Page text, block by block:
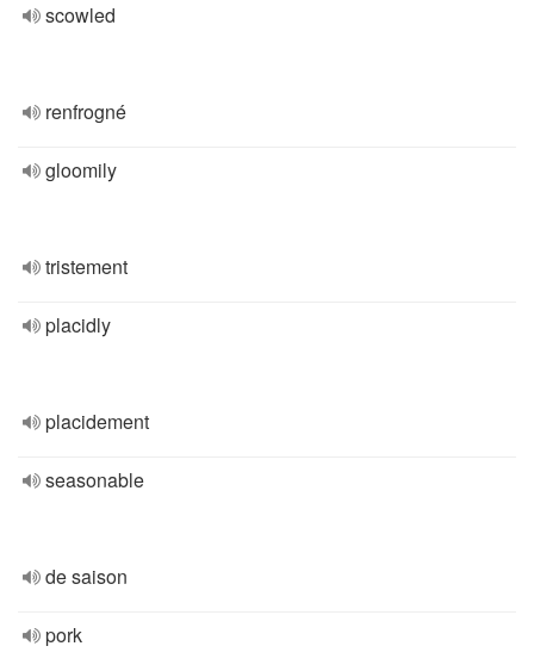
scowled
renfrogné
gloomily
tristement
placidly
placidement
seasonable
de saison
pork